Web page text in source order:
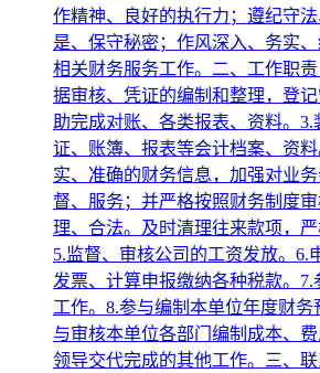
作精神、良好的执行力；遵纪守
是、保守秘密；作风深入、务实
相关财务服务工作。二、工作职
据审核、凭证的编制和整理，登
助完成对账、各类报表、资料。
证、账簿、报表等会计档案、资
实、准确的财务信息，加强对业
督、服务；并严格按照财务制度
理、合法。及时清理往来款项，严
5.监督、审核公司的工资发放。6.
发票、计算申报缴纳各种税款。
工作。8.参与编制本单位年度财
与审核本单位各部门编制成本、
领导交代完成的其他工作。三、